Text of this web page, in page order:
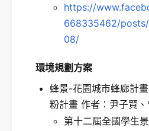
https://
668335462/
08/
環境規劃方案
蜂景-花園城市蜂廊計
粉計畫 作者：尹子賢
第十二屆全國學生